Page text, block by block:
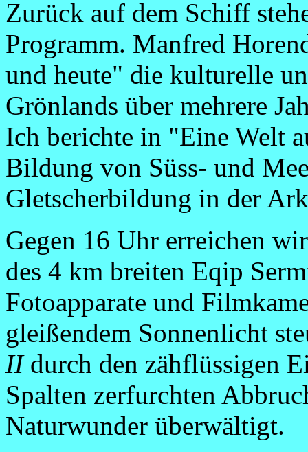
Zurück auf dem Schiff
Programm. Manfred
und heute" die kulturelle
Grönlands über mehrere
Ich berichte in "Eine Welt
Bildung von Süss- und
Gletscherbildung in der
Gegen 16 Uhr erreichen
des 4 km breiten Eqip
Fotoapparate und
gleißendem Sonnenlicht
IIdurch den zähflüssigen
Spalten zerfurchten
Naturwunder überwältigt.